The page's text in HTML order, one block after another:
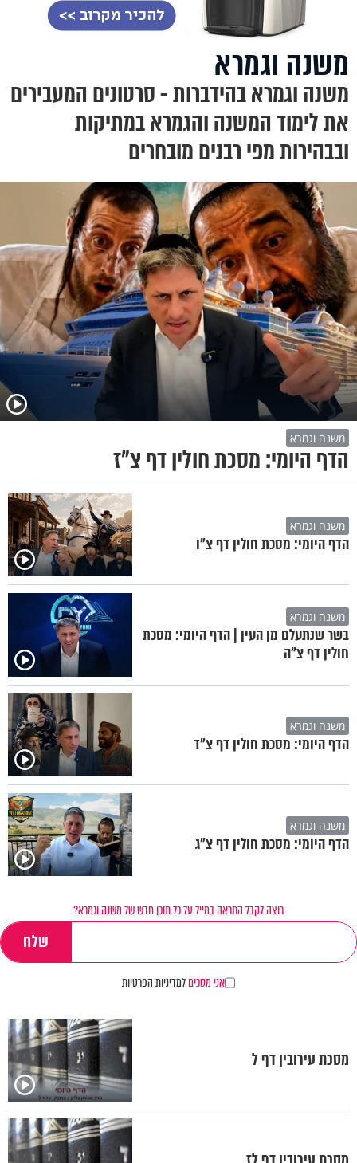
משנה וגמרא
משנה וגמרא בהידברות - סרטונים המעבירים
את לימוד המשנה והגמרא במתיקות
ובבהירות מפי רבנים מובחרים
משנה וגמרא
הדף היומי: מסכת חולין דף צ"ז
משנה וגמרא
הדף היומי: מסכת חולין דף צ"ו
משנה וגמרא
בשר שנתעלם מן העין | הדף היומי: מסכת
חולין דף צ"ה
משנה וגמרא
הדף היומי: מסכת חולין דף צ"ד
משנה וגמרא
הדף היומי: מסכת חולין דף צ"ג
רוצה לקבל התראה במייל על כל תוכן חדש של משנה וגמרא?
אני מסכיםלמדיניות הפרטיות
מסכת עירובין דף ל